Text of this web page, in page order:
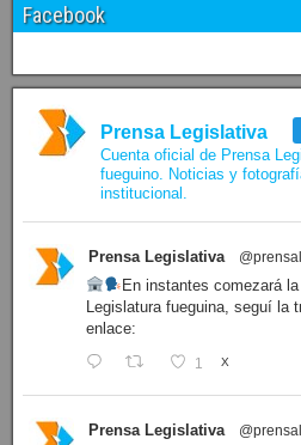
Facebook
Prensa Legislativa
Cuenta oficial de Prensa
fueguino. Noticias y
institucional.
Prensa Legislativa
En instantes comezará
Legislatura fueguina, seguí la
enlace:
1 X
Prensa Legislativa